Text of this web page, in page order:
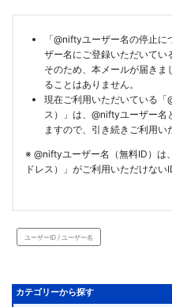
「@niftyユーザー名の停止
ザー名にご登録いただいてい
そのため、本メールが届き
ることはありません。
現在ご利用いただいている
ス）」は、@niftyユーザー名
ますので、引き続きご利用い
※ @niftyユーザー名（無料ID）
ドレス）」がご利用いただけない
ユーザーID / ユーザー名
カテゴリーから探す